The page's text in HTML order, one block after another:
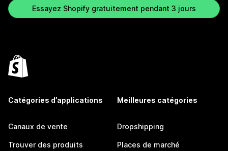
Essayez Shopify gratuitement pendant 3 jours
Catégories d’applications
Canaux de vente
Trouver des produits
Meilleures catégories
Dropshipping
Places de marché